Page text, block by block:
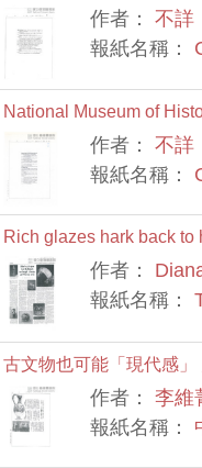
作者：不詳
報紙名稱：
National Museum of
作者：不詳
報紙名稱：
Rich glazes hark back to
作者：
報紙名稱：
古文物也可能「現代感
作者：李維
報紙名稱：